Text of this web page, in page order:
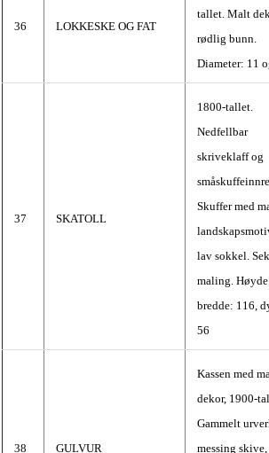
36 LOKKESKE OG FAT
tallet. Malt
rødlig bunn.
Diameter: 11
37 SKATOLL
1800-tallet.
Nedfellbar
skriveklaff og
Skuffer med
lav sokkel.
maling.
bredde: 116,
56
38 GULVUR
Kassen med
dekor, 1900-
Gammelt
messing skive,